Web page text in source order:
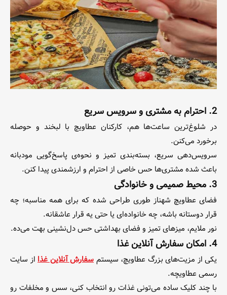
2. احترام به مشتری و سرویس سریع
در شلوغ‌ترین ساعت‌ها هم، کارکنان عطاویچ با لبخند و حوصله
برخورد می‌کنن.
سرویس‌دهی سریع، بسته‌بندی تمیز و نحوه‌ی پاسخ‌گویی مودبانه
باعث شده مشتری‌ها حس خاصی از احترام و ارزشمندی پیدا کنن.
3. محیط صمیمی و خانوادگی
فضای عطاویچ شهناز طوری طراحی شده که برای همه مناسبه؛ چه
قرار دوستانه باشه، چه خانواده‌ای یا حتی یه قرار عاشقانه.
نور ملایم، میزهای تمیز و فضای بهداشتی حس دل‌نشینی بهت می‌ده.
4. امکان سفارش آنلاین غذا
یکی از مزیت‌های بزرگ عطاویچ، سیستم سفارش آنلاین غذا از سایت
رسمی عطاویچه.
با چند کلیک ساده می‌تونی غذات رو انتخاب کنی، سس و مخلفات رو